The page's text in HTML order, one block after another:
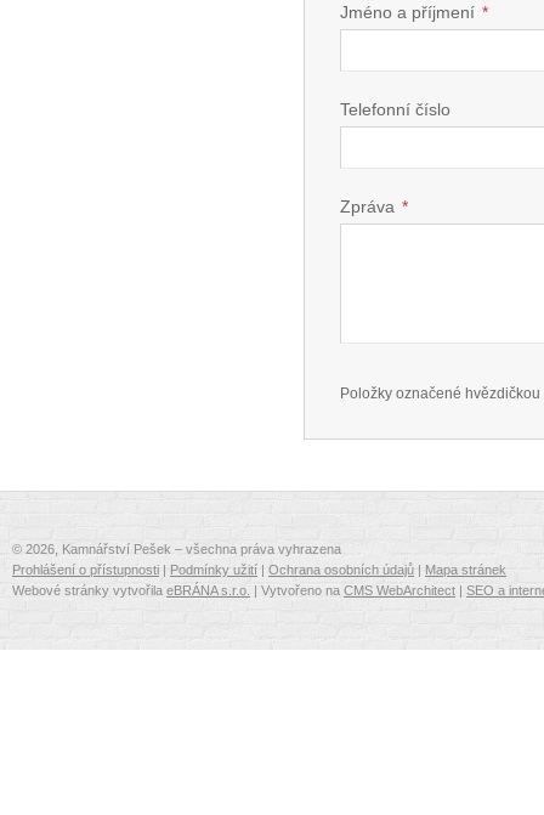
Jméno a příjmení *
Telefonní číslo
Zpráva *
Položky označené hvězdičkou
© 2026, Kamnářství Pešek – všechna práva vyhrazena
Prohlášení o přístupnosti | Podmínky užití | Ochrana osobních údajů | Mapa stránek
Webové stránky vytvořila eBRÁNA s.r.o. | Vytvořeno na CMS WebArchitect | SEO a